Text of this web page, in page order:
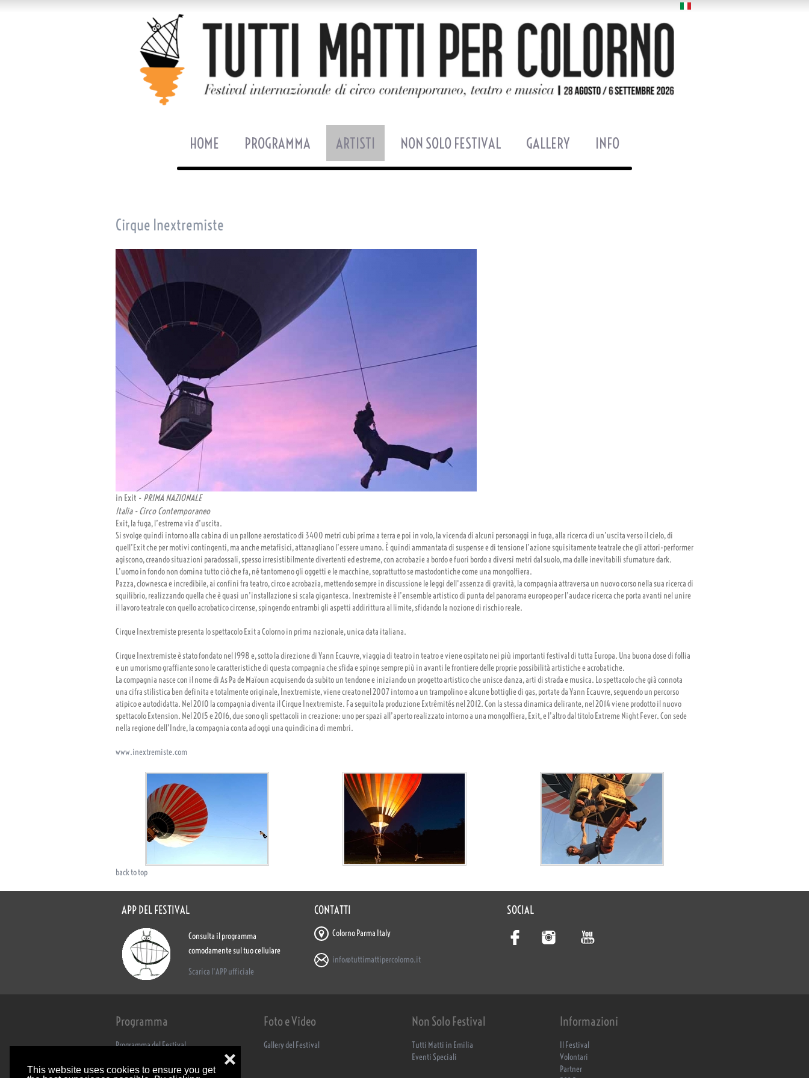
This website uses cookies to ensure you get
❌
HOME PROGRAMMA ARTISTI NON SOLO FESTIVAL GALLERY INFO
Cirque Inextremiste
in Exit - PRIMA NAZIONALE
Italia - Circo Contemporaneo
Exit, la fuga, l’estrema via d’uscita.
Si svolge quindi intorno alla cabina di un pallone aerostatico di 3400 metri cubi prima a terra e poi in volo, la vicenda di alcuni personaggi in fuga, alla ricerca di un’uscita verso il cielo, di
quell’Exit che per motivi contingenti, ma anche metafisici, attanagliano l’essere umano. È quindi ammantata di suspense e di tensione l’azione squisitamente teatrale che gli attori-performer
agiscono, creando situazioni paradossali, spesso irresistibilmente divertenti ed estreme, con acrobazie a bordo e fuori bordo a diversi metri dal suolo, ma dalle inevitabili sfumature dark.
L’uomo in fondo non domina tutto ciò che fa, né tantomeno gli oggetti e le macchine, soprattutto se mastodontiche come una mongolfiera.
Pazza, clownesca e incredibile, ai confini fra teatro, circo e acrobazia, mettendo sempre in discussione le leggi dell'assenza di gravità, la compagnia attraversa un nuovo corso nella sua ricerca di
squilibrio, realizzando quella che è quasi un’installazione si scala gigantesca. Inextremiste è l’ensemble artistico di punta del panorama europeo per l’audace ricerca che porta avanti nel unire
il lavoro teatrale con quello acrobatico circense, spingendo entrambi gli aspetti addirittura al limite, sfidando la nozione di rischio reale.
Cirque Inextremiste presenta lo spettacolo Exit a Colorno in prima nazionale, unica data italiana.
Cirque Inextremiste è stato fondato nel 1998 e, sotto la direzione di Yann Ecauvre, viaggia di teatro in teatro e viene ospitato nei più importanti festival di tutta Europa. Una buona dose di follia
e un umorismo graffiante sono le caratteristiche di questa compagnia che sfida e spinge sempre più in avanti le frontiere delle proprie possibilità artistiche e acrobatiche.
La compagnia nasce con il nome di As Pa de Maïoun acquisendo da subito un tendone e iniziando un progetto artistico che unisce danza, arti di strada e musica. Lo spettacolo che già connota
una cifra stilistica ben definita e totalmente originale, Inextremiste, viene creato nel 2007 intorno a un trampolino e alcune bottiglie di gas, portate da Yann Ecauvre, seguendo un percorso
atipico e autodidatta. Nel 2010 la compagnia diventa il Cirque Inextremiste. Fa seguito la produzione Extrêmités nel 2012. Con la stessa dinamica delirante, nel 2014 viene prodotto il nuovo
spettacolo Extension. Nel 2015 e 2016, due sono gli spettacoli in creazione: uno per spazi all’aperto realizzato intorno a una mongolfiera, Exit, e l’altro dal titolo Extreme Night Fever. Con sede
nella regione dell’Indre, la compagnia conta ad oggi una quindicina di membri.
www.inextremiste.com
back to top
APP DEL FESTIVAL
Consulta il programma
comodamente sul tuo cellulare
Scarica l'APP ufficiale
CONTATTI
Colorno Parma Italy
info@tuttimattipercolorno.it
SOCIAL
Programma
Programma del Festival
Artigianato
Foto e Video
Gallery del Festival
Non Solo Festival
Tutti Matti in Emilia
Eventi Speciali
Informazioni
Il Festival
Volontari
Partner